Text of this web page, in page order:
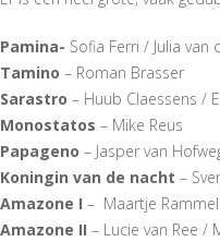
Pamina- Sofia Ferri / Julia van
Tamino – Roman Brasser
Sarastro – Huub Claessens /
Monostatos – Mike Reus
Papageno – Jasper van
Koningin van de nacht –
Amazone I – Maartje
Amazone II – Lucie van Ree /